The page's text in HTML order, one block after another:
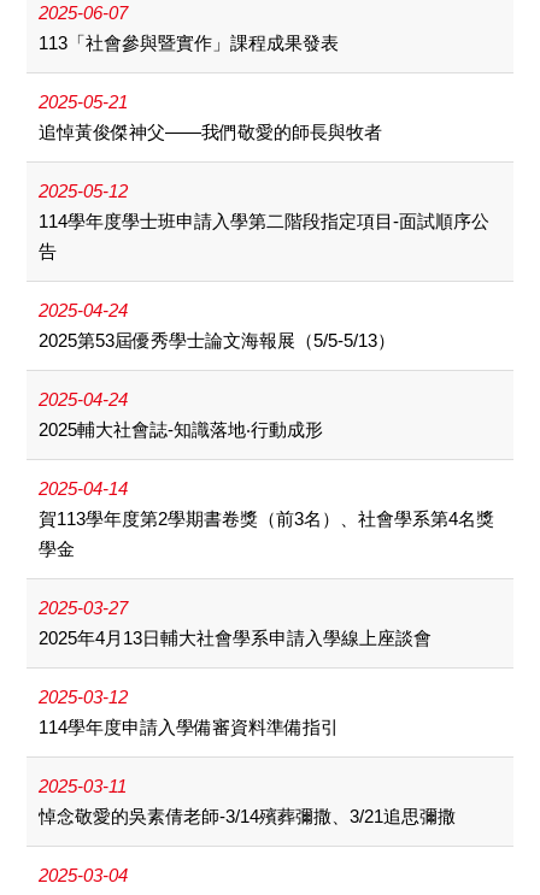
2025-06-07
113「社會參與暨實作」課程成果發表
2025-05-21
追悼黃俊傑神父——我們敬愛的師長與牧者
2025-05-12
114學年度學士班申請入學第二階段指定項目-面試順序公
告
2025-04-24
2025第53屆優秀學士論文海報展（5/5-5/13）
2025-04-24
2025輔大社會誌-知識落地‧行動成形
2025-04-14
賀113學年度第2學期書卷獎（前3名）、社會學系第4名獎
學金
2025-03-27
2025年4月13日輔大社會學系申請入學線上座談會
2025-03-12
114學年度申請入學備審資料準備指引
2025-03-11
悼念敬愛的吳素倩老師-3/14殯葬彌撒、3/21追思彌撒
2025-03-04